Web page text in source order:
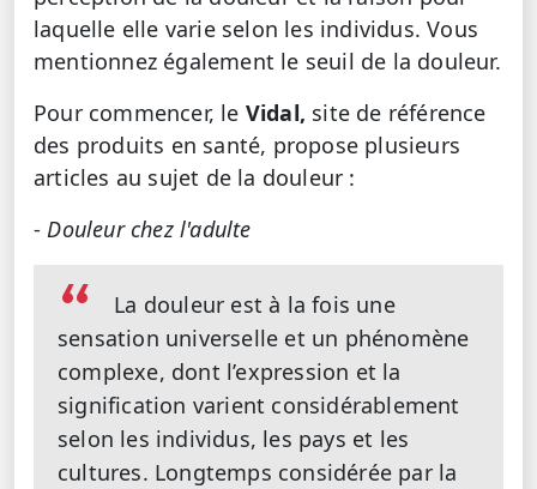
laquelle elle varie selon les individus. Vous
mentionnez également le seuil de la douleur.
Pour commencer, le Vidal, site de référence
des produits en santé, propose plusieurs
articles au sujet de la douleur :
- Douleur chez l'adulte
La douleur est à la fois une
sensation universelle et un phénomène
complexe, dont l’expression et la
signification varient considérablement
selon les individus, les pays et les
cultures. Longtemps considérée par la